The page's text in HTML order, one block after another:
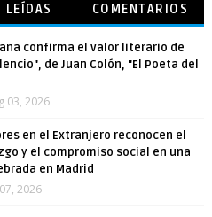
LEÍDAS COMENTARIOS
confirma el valor literario de
de Juan Colón, "El Poeta del
03, 2026
en el Extranjero reconocen el
y el compromiso social en una
en Madrid
2026